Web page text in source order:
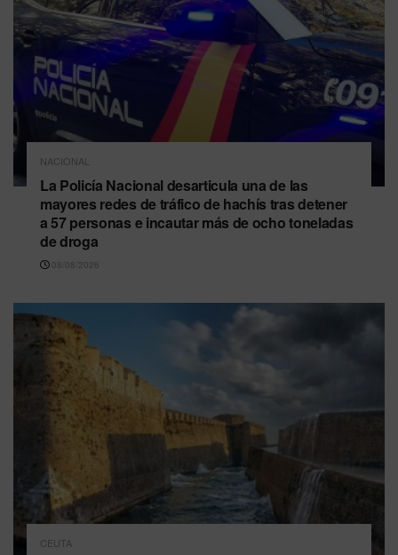
NACIONAL
La Policía Nacional desarticula una de las
mayores redes de tráfico de hachís tras detener
a 57 personas e incautar más de ocho toneladas
de droga
08/08/2026
CEUTA